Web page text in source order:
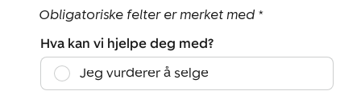
Obligatoriske felter er merket med *
Hva kan vi hjelpe deg med?
Jeg vurderer å selge